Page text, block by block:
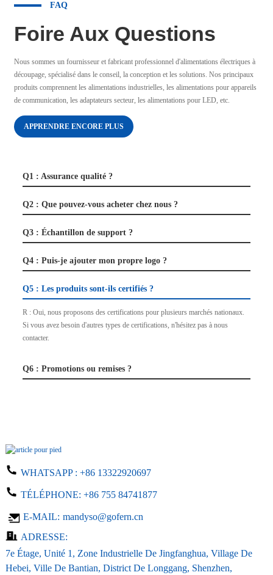
FAQ
Foire Aux Questions
Nous sommes un fournisseur et fabricant professionnel d'alimentations électriques à
découpage, spécialisé dans le conseil, la conception et les solutions. Nos principaux
produits comprennent les alimentations industrielles, les alimentations pour appareils
de communication, les adaptateurs secteur, les alimentations pour LED, etc.
APPRENDRE ENCORE PLUS
Q1 : Assurance qualité ?
Q2 : Que pouvez-vous acheter chez nous ?
Q3 : Échantillon de support ?
Q4 : Puis-je ajouter mon propre logo ?
Q5 : Les produits sont-ils certifiés ?
R : Oui, nous proposons des certifications pour plusieurs marchés nationaux.
Si vous avez besoin d'autres types de certifications, n'hésitez pas à nous
contacter.
Q6 : Promotions ou remises ?
WHATSAPP : +86 13322920697
TÉLÉPHONE: +86 755 84741877
E-MAIL: mandyso@gofern.cn
ADRESSE:
7e Étage, Unité 1, Zone Industrielle De Jingfanghua, Village De
Hebei, Ville De Bantian, District De Longgang, Shenzhen,